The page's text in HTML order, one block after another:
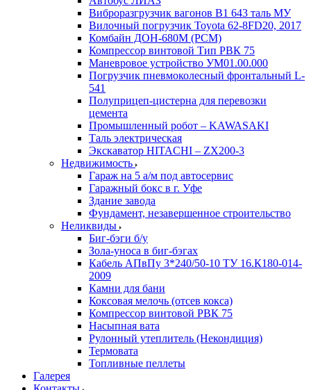
Виброразгрузчик вагонов В1 643 таль МУ
Вилочный погрузчик Toyota 62-8FD20, 2017
Комбайн ДОН-680М (РСМ)
Компрессор винтовой Тип РВК 75
Маневровое устройство УМ01.00.000
Погрузчик пневмоколесный фронтальный L-
541
Полуприцеп-цистерна для перевозки
цемента
Промышленный робот – KAWASAKI
Таль электрическая
Экскаватор HITACHI – ZX200-3
Недвижимость
Гараж на 5 а/м под автосервис
Гаражный бокс в г. Уфе
Здание завода
Фундамент, незавершенное строительство
Неликвиды
Биг-бэги б/у
Зола-уноса в биг-бэгах
Кабель АПвПу 3*240/50-10 ТУ 16.К180-014-
2009
Камни для бани
Коксовая мелочь (отсев кокса)
Компрессор винтовой РВК 75
Насыпная вата
Рулонный утеплитель (Некондиция)
Термовата
Топливные пеллеты
Галерея